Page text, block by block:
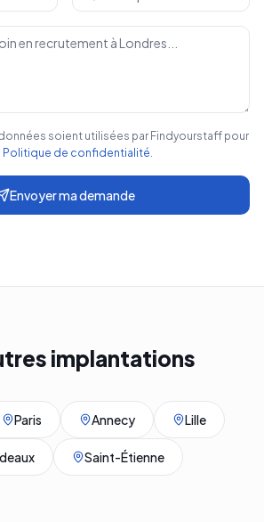
soient utilisées par Findyourstaff pour
Politique de confidentialité.
Envoyer ma demande
implantations
Paris Annecy Lille
Saint-Étienne